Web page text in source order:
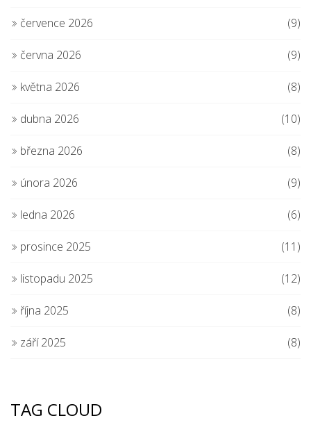
července 2026 (9)
června 2026 (9)
května 2026 (8)
dubna 2026 (10)
března 2026 (8)
února 2026 (9)
ledna 2026 (6)
prosince 2025 (11)
listopadu 2025 (12)
října 2025 (8)
září 2025 (8)
TAG CLOUD